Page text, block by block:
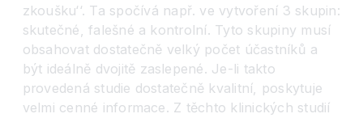
zkoušku‘‘. Ta spočívá např. ve vytvoření 3 skupin:
skutečné, falešné a kontrolní. Tyto skupiny musí
obsahovat dostatečně velký počet účastníků a
být ideálně dvojitě zaslepené. Je-li takto
provedená studie dostatečně kvalitní, poskytuje
velmi cenné informace. Z těchto klinických studií